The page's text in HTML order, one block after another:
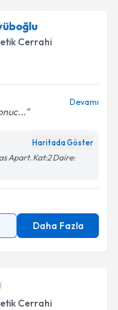
Cerrahi
Devamı
Haritada Göster
Apart. Kat:2 Daire:
Daha Fazla
Cerrahi